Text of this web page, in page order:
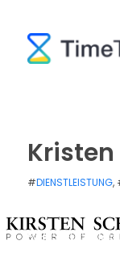
#DIENSTLEISTUNG,
PUBLISHED: 25.